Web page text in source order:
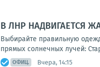
В ЛНР НАДВИГАЕТСЯ
Выбирайте правильную
прямых солнечных лучей:
ОФИЦ. Вчера, 14:15